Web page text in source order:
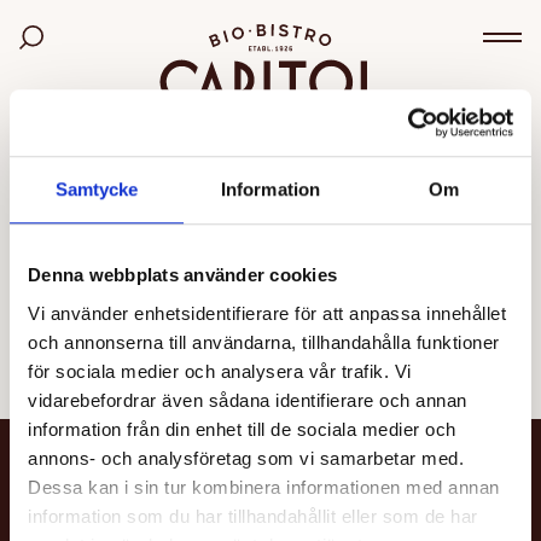
Samtycke Information Om
Denna webbplats använder cookies
Vi använder enhetsidentifierare för att anpassa innehållet
och annonserna till användarna, tillhandahålla funktioner
för sociala medier och analysera vår trafik. Vi
vidarebefordrar även sådana identifierare och annan
information från din enhet till de sociala medier och
annons- och analysföretag som vi samarbetar med.
Dessa kan i sin tur kombinera informationen med annan
information som du har tillhandahållit eller som de har
Bio Capitol
Sök bland filmer
OGILTIG VISNING
längre att boka.
Se alla filmer
NYHETSBREV